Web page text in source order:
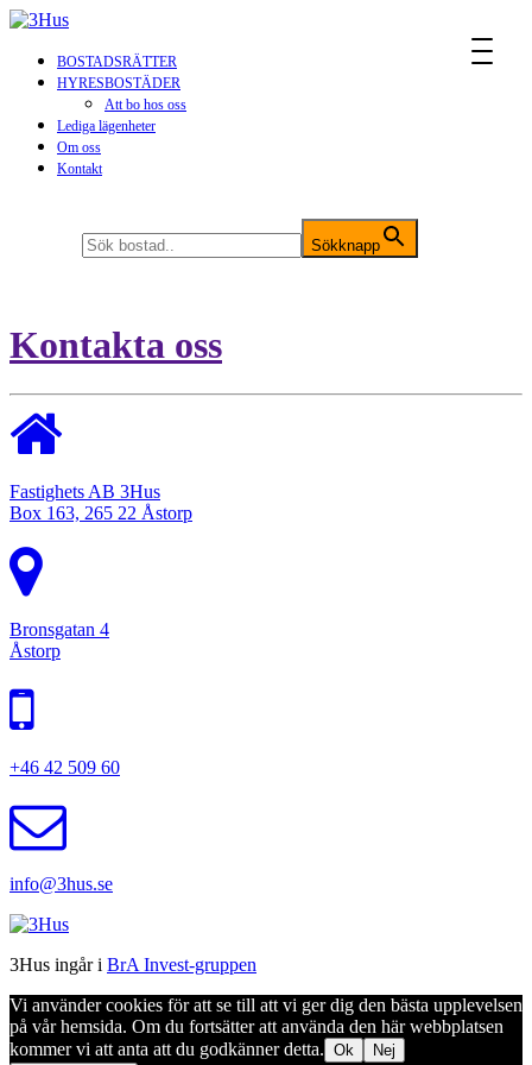
BOSTADSRÄTTER
HYRESBOSTÄDER
Att bo hos oss
Lediga lägenheter
Om oss
Kontakt
Sökknapp
Kontakta oss
Fastighets AB 3Hus
Box 163, 265 22 Åstorp
Bronsgatan 4
Åstorp
+46 42 509 60
info@3hus.se
3Hus ingår i BrA Invest-gruppen
Vi använder cookies för att se till att vi ger dig den bästa upplevelsen
på vår hemsida. Om du fortsätter att använda den här webbplatsen
kommer vi att anta att du godkänner detta. Ok Nej